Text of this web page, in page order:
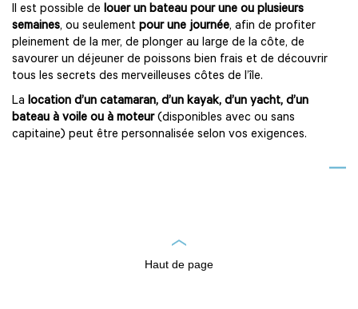
Il est possible de louer un bateau pour une ou plusieurs
semaines, ou seulement pour une journée, afin de profiter
pleinement de la mer, de plonger au large de la côte, de
savourer un déjeuner de poissons bien frais et de découvrir
tous les secrets des merveilleuses côtes de l’île.
La location d’un catamaran, d’un kayak, d’un yacht, d’un
bateau à voile ou à moteur(disponibles avec ou sans
capitaine) peut être personnalisée selon vos exigences.
Haut de page